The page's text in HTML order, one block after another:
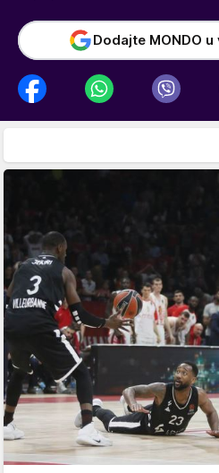
Dodajte MONDO